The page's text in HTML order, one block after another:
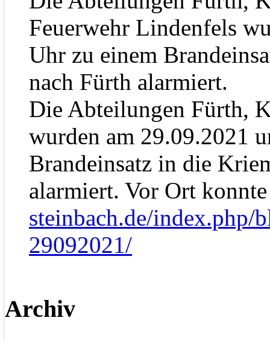
Feuerwehr Lindenfels
Uhr zu einem
nach Fürth alarmiert.
Die Abteilungen Fürth,
wurden am 29.09.2021
Brandeinsatz in die
alarmiert. Vor Ort
steinbach.de/index.php/
29092021/
Archiv